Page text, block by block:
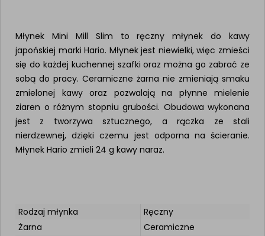
Młynek Mini Mill Slim to ręczny młynek do kawy
japońskiej marki Hario. Młynek jest niewielki, więc zmieści
się do każdej kuchennej szafki oraz można go zabrać ze
sobą do pracy. Ceramiczne żarna nie zmieniają smaku
zmielonej kawy oraz pozwalają na płynne mielenie
ziaren o różnym stopniu grubości. Obudowa wykonana
jest z tworzywa sztucznego, a rączka ze stali
nierdzewnej, dzięki czemu jest odporna na ścieranie.
Młynek Hario zmieli 24 g kawy naraz.
Rodzaj młynka
Ręczny
Żarna
Ceramiczne